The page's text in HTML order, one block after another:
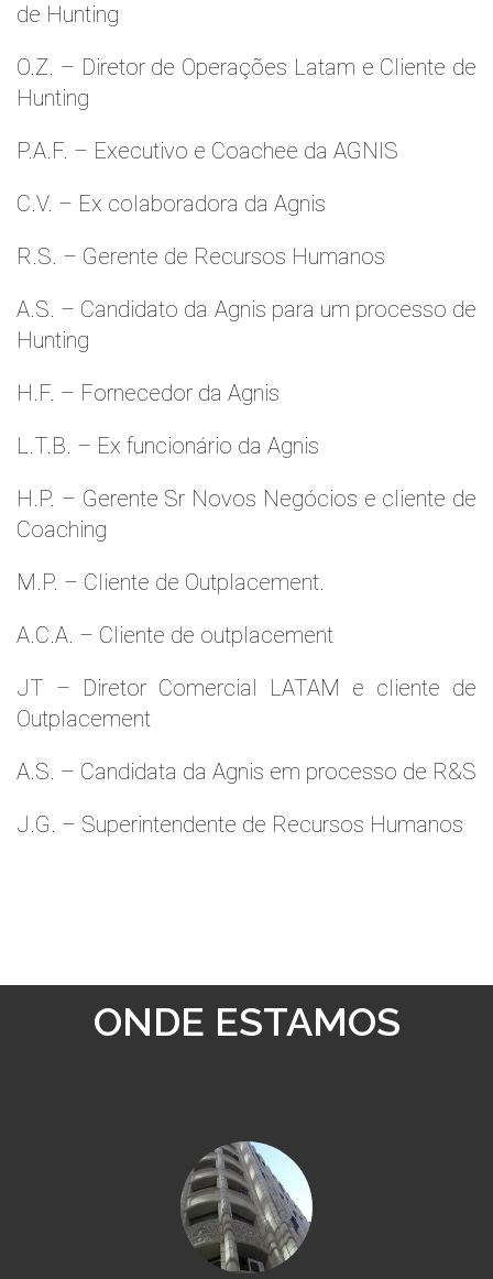
de Hunting
O.Z. – Diretor de Operações Latam e Cliente de
Hunting
P.A.F. – Executivo e Coachee da AGNIS
C.V. – Ex colaboradora da Agnis
R.S. – Gerente de Recursos Humanos
A.S. – Candidato da Agnis para um processo de
Hunting
H.F. – Fornecedor da Agnis
L.T.B. – Ex funcionário da Agnis
H.P. – Gerente Sr Novos Negócios e cliente de
Coaching
M.P. – Cliente de Outplacement.
A.C.A. – Cliente de outplacement
JT – Diretor Comercial LATAM e cliente de
Outplacement
A.S. – Candidata da Agnis em processo de R&S
J.G. – Superintendente de Recursos Humanos
ONDE ESTAMOS